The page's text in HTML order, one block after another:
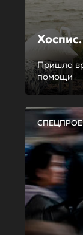
Пришло
помощи